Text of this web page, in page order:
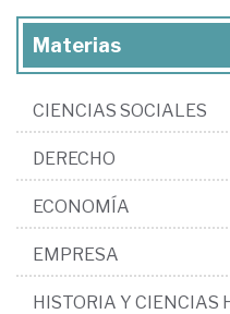
Materias
CIENCIAS SOCIALES
DERECHO
ECONOMÍA
EMPRESA
HISTORIA Y CIENCIAS